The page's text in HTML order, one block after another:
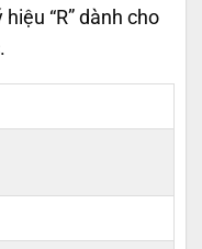
“R” dành cho